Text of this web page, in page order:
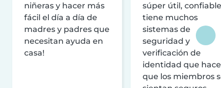
niñeras y hacer más
fácil el día a día de
madres y padres que
necesitan ayuda en
casa!
súper útil,
tiene muchos
sistemas de
seguridad y
verificación de
identidad que
que los miembros